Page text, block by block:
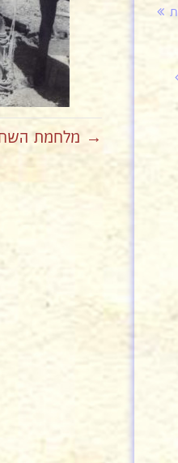
→ מלחמת